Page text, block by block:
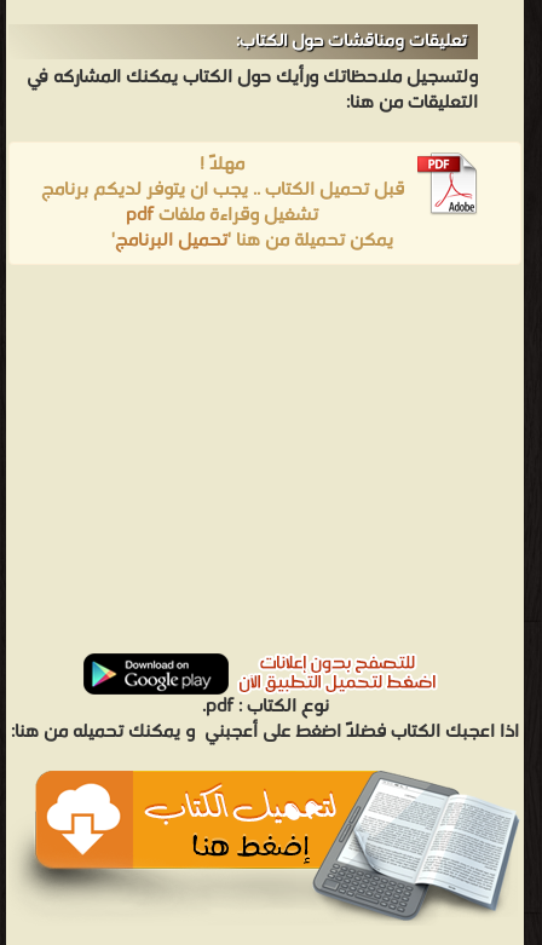
تعليقات ومناقشات حول الكتاب:
ولتسجيل ملاحظاتك ورأيك حول الكتاب يمكنك المشاركه في
التعليقات من هنا:
مهلاً !
قبل تحميل الكتاب .. يجب ان يتوفر لديكم برنامج
تشغيل وقراءة ملفاتpdf
يمكن تحميلة من هنا 'تحميل البرنامج'
نوع الكتاب :pdf.
اذا اعجبك الكتاب فضلاً اضغط على أعجبني و يمكنك تحميله من هنا: